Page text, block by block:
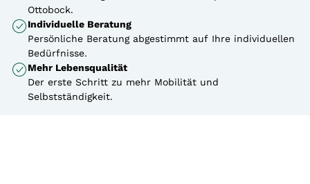
Ottobock.
Individuelle Beratung
Persönliche Beratung abgestimmt auf Ihre individuellen
Bedürfnisse.
Mehr Lebensqualität
Der erste Schritt zu mehr Mobilität und
Selbstständigkeit.